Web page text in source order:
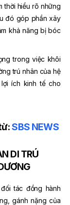
thời hiểu rõ những
đó góp phần xây
khả năng bị bóc
trong việc khôi
trú nhân của hệ
ích kinh tế cho
SBS NEWS
DI TRÚ
tác đồng hành
gánh nặng của